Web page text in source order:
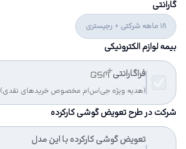
گارانتی
18 ماهه شرکتی + رجیستری
بیمه لوازم الکترونیکی
فراگارانتی
(هدیه ویژه جی‌اس‌ام مخصوص خریدهای نقدی)
شرکت در طرح تعویض گوشی کارکرده
تعویض گوشی کارکرده با این مدل